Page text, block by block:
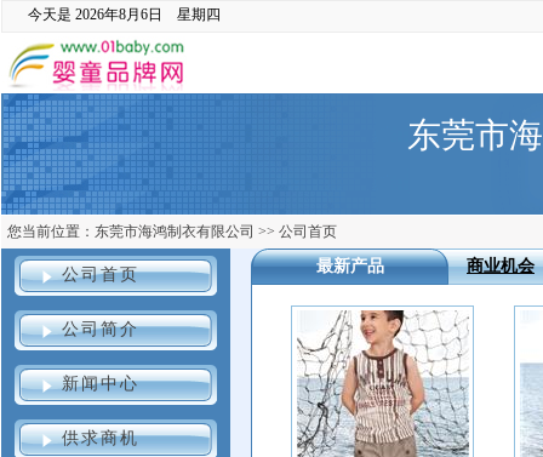
今天是 2026年8月6日 星期四
东莞市
您当前位置： 东莞市海鸿制衣有限公司 >> 公司首页
公司首页
公司简介
新闻中心
供求商机
商业机会
最新产品